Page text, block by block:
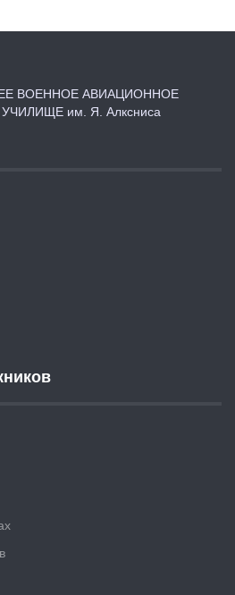
ВОЕННОЕ АВИАЦИОННОЕ
им. Я. Алксниса